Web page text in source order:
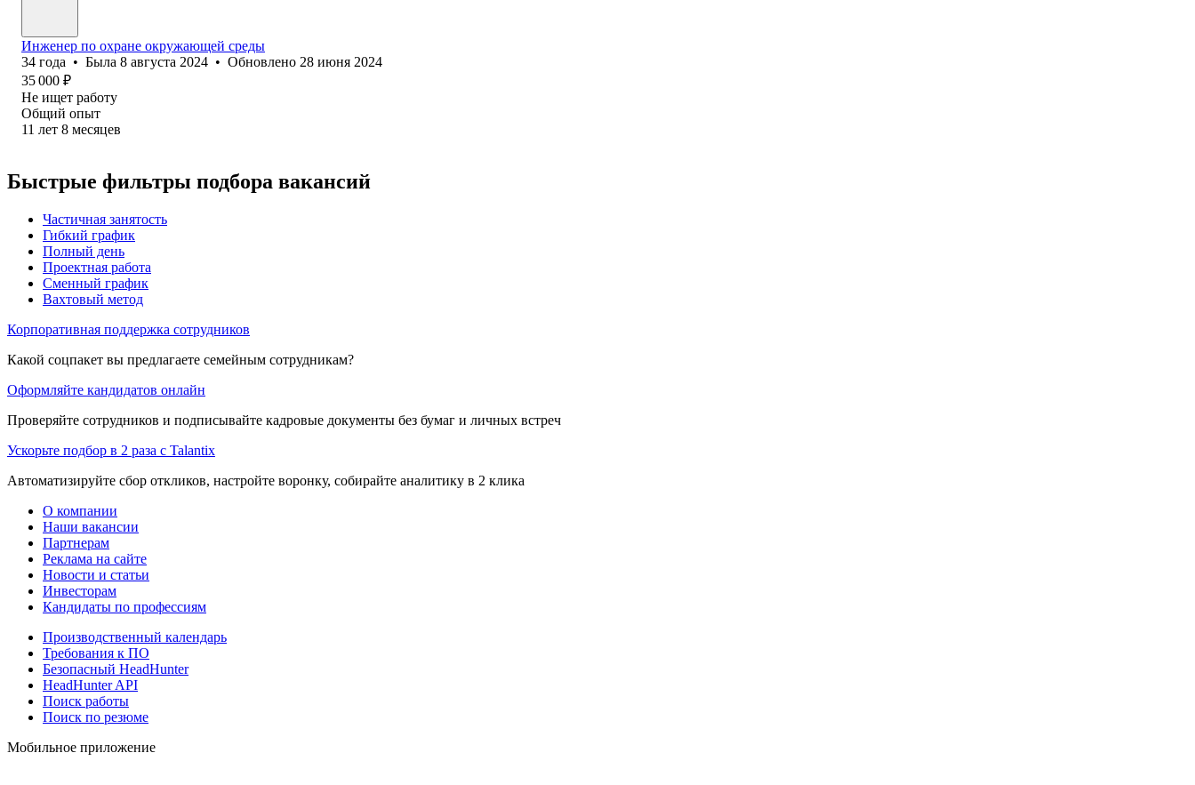
Инженер по охране окружающей среды
34 года • Была 8 августа 2024 • Обновлено 28 июня 2024
35 000 ₽
Не ищет работу
Общий опыт
11 лет 8 месяцев
Быстрые фильтры подбора вакансий
Частичная занятость
Гибкий график
Полный день
Проектная работа
Сменный график
Вахтовый метод
Корпоративная поддержка сотрудников
Какой соцпакет вы предлагаете семейным сотрудникам?
Оформляйте кандидатов онлайн
Проверяйте сотрудников и подписывайте кадровые документы без бумаг и личных встреч
Ускорьте подбор в 2 раза с Talantix
Автоматизируйте сбор откликов, настройте воронку, собирайте аналитику в 2 клика
О компании
Наши вакансии
Партнерам
Реклама на сайте
Новости и статьи
Инвесторам
Кандидаты по профессиям
Производственный календарь
Требования к ПО
Безопасный HeadHunter
HeadHunter API
Поиск работы
Поиск по резюме
Мобильное приложение